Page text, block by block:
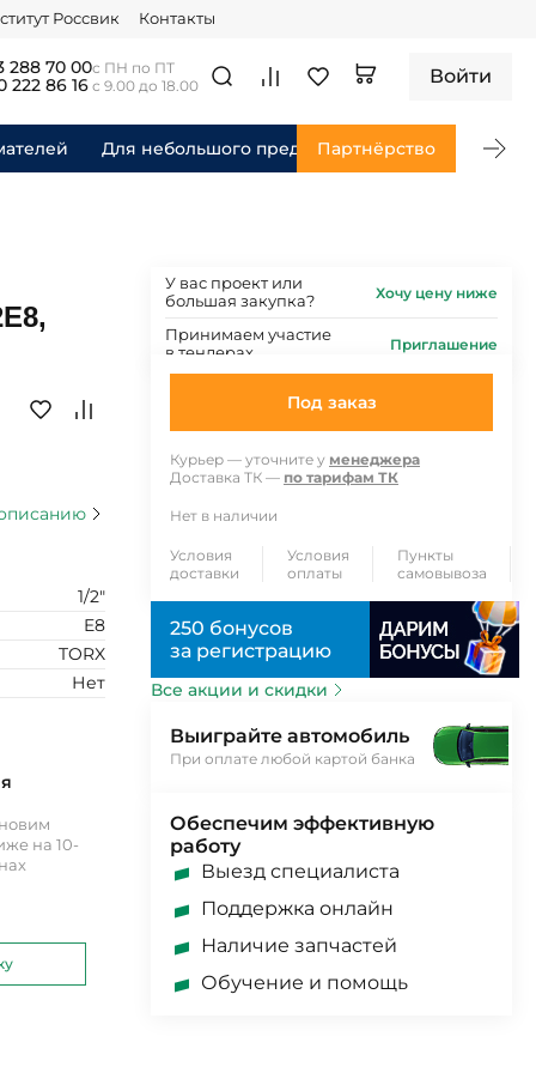
Россвик Контакты
288 70 00
222 86 16
с ПН по ПТ
с 9.00 до 18.00
Войти
Для небольшого предприятия Для
Партнёрство
1/2"
E8
TORX
Нет
на 10-
У вас проект или
большая закупка?
Хочу цену ниже
Принимаем участие
в тендерах
Приглашение
Под заказ
Курьер — уточните у менеджера
Доставка ТК — по тарифам ТК
Нет в наличии
Условия
доставки
Условия
оплаты
Пункты
самовывоза
250 бонусов
за регистрацию
Все акции и скидки
Выиграйте автомобиль
При оплате любой картой банка
Обеспечим эффективную
работу
Выезд специалиста
Поддержка онлайн
Наличие запчастей
Обучение и помощь